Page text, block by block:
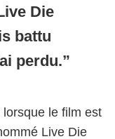
Die
battu
perdu.
le film est
Live Die